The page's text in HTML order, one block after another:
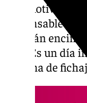
Con motivo de
responsable
pondrán
club. Es un día
ventana de